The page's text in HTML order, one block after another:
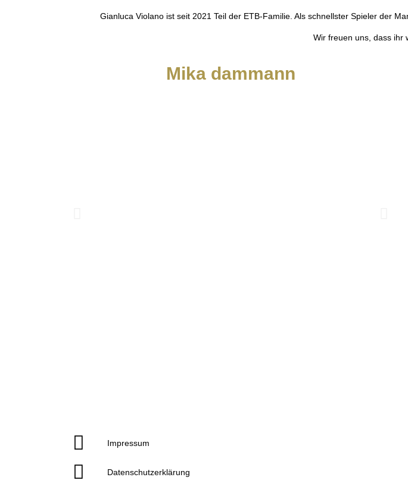
Gianluca Violano ist seit 2021 Teil der ETB-Familie. Als schnellster Spieler der
Wir freuen uns, dass ihr
Mika dammann
Impressum
Datenschutzerklärung